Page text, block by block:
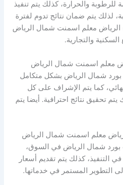
للرطوبة والحرارة، كذلك يتم تنفيذ
لذلك يتم ضمان نتائج تدوم لفترة
الرياض معلم اسمنت شمال الرياض
والتجارية.
معلم اسمنت شمال الرياض
شمال الرياض بشكل متكامل
كما يتم الإشراف على كل
تحقيق نتائج احترافية. أيضا يتم
معلم اسمنت شمال الرياض
شمال الرياض في السوق،
التنفيذ، كذلك يتم تقديم أسعار
التطوير المستمر في خدماتها.